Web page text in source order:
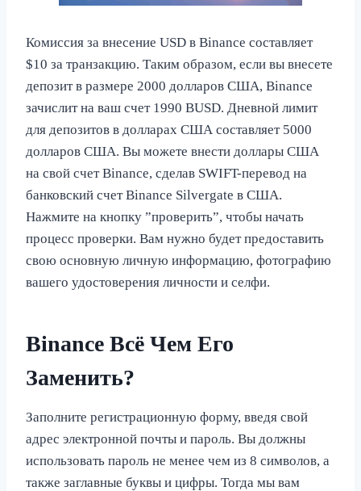
Комиссия за внесение USD в Binance составляет
$10 за транзакцию. Таким образом, если вы внесете
депозит в размере 2000 долларов США, Binance
зачислит на ваш счет 1990 BUSD. Дневной лимит
для депозитов в долларах США составляет 5000
долларов США. Вы можете внести доллары США
на свой счет Binance, сделав SWIFT-перевод на
банковский счет Binance Silvergate в США.
Нажмите на кнопку ”проверить”, чтобы начать
процесс проверки. Вам нужно будет предоставить
свою основную личную информацию, фотографию
вашего удостоверения личности и селфи.
Binance Всё Чем Его
Заменить?
Заполните регистрационную форму, введя свой
адрес электронной почты и пароль. Вы должны
использовать пароль не менее чем из 8 символов, а
также заглавные буквы и цифры. Тогда мы вам